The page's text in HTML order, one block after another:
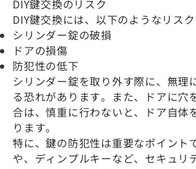
DIY鍵交換のリスク
DIY鍵交換には、以下のようなリスク
シリンダー錠の破損
ドアの損傷
防犯性の低下
シリンダー錠を取り外す際に、無理
る恐れがあります。また、ドアに穴
合は、慎重に行わないと、ドア自体
ります。
特に、鍵の防犯性は重要なポイント
や、ディンプルキーなど、セキュリ